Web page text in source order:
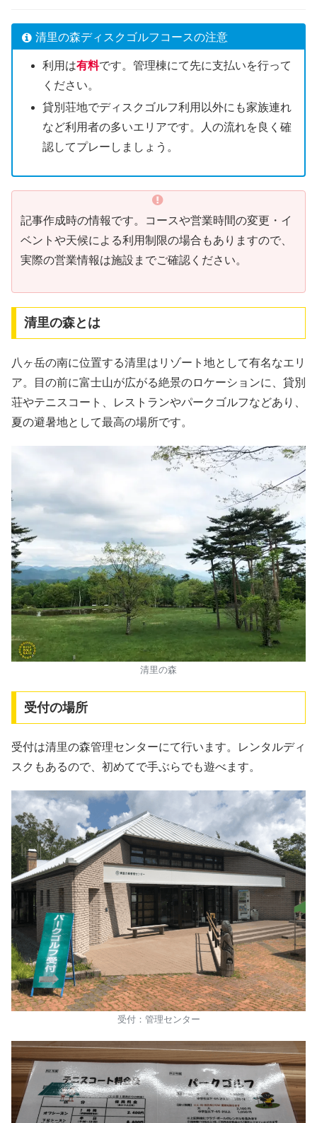
清里の森ディスクゴルフコースの注意
利用は有料です。管理棟にて先に支払いを行って
ください。
貸別荘地でディスクゴルフ利用以外にも家族連れ
など利用者の多いエリアです。人の流れを良く確
認してプレーしましょう。
記事作成時の情報です。コースや営業時間の変更・イ
ベントや天候による利用制限の場合もありますので、
実際の営業情報は施設までご確認ください。
清里の森とは
八ヶ岳の南に位置する清里はリゾート地として有名なエリ
ア。目の前に富士山が広がる絶景のロケーションに、貸別
荘やテニスコート、レストランやパークゴルフなどあり、
夏の避暑地として最高の場所です。
清里の森
受付の場所
受付は清里の森管理センターにて行います。レンタルディ
スクもあるので、初めてで手ぶらでも遊べます。
受付：管理センター